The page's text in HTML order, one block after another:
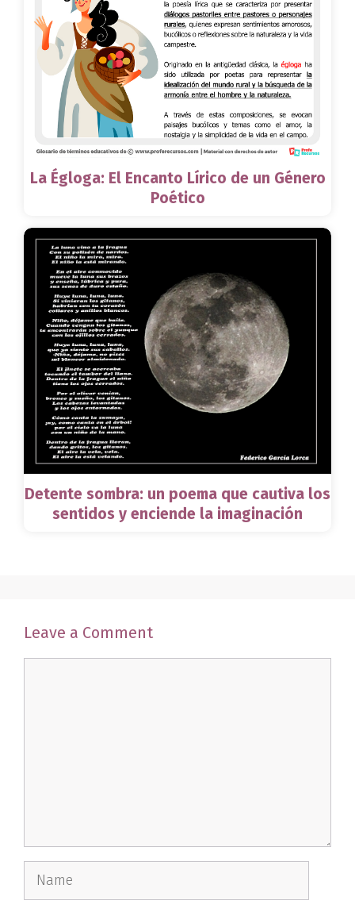
La Égloga: El Encanto Lírico de un Género
Poético
Detente sombra: un poema que cautiva los
sentidos y enciende la imaginación
Leave a Comment
Name